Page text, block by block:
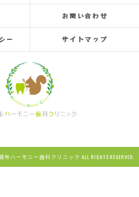
お問い合わせ
ー サイトマップ
ハーモニー歯科クリニック ALL RIGHTS RESERVED.